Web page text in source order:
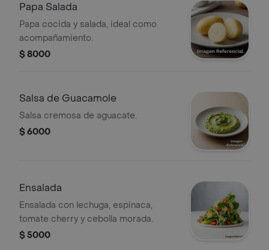
Papa Salada
Papa cocida y salada, ideal como
acompañamiento.
$ 8000
Salsa de Guacamole
Salsa cremosa de aguacate.
$ 6000
Ensalada
Ensalada con lechuga, espinaca,
tomate cherry y cebolla morada.
$ 5000